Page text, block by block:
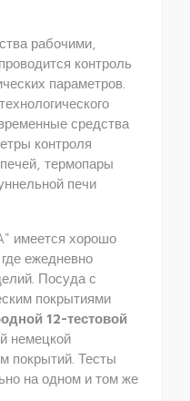
рабочими,
контроль
параметров.
средства
контроля
тер­мопары
печи
имеется хорошо
ежедневно
Посуда с
покры­тиями
12-тестовой
немецкой
покрытий. Тесты
на одном и том же